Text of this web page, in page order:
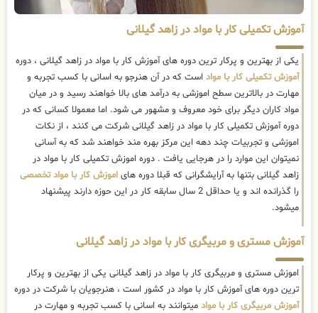
آموزش تکمیلی کار با مواد در زاهد گیلانی
یکی از بهترین و پرکار ترین دوره های آموزش کار با مواد در زاهد گیلانی ، دوره
آموزش تکمیلی کار با مواد است که در آن هنرجو به اسانی با کسب تجربه و
مهارت در بالاترین سطح اموزشی به درآمد های بالا خواهند رسید و در میان
مواد کاران دیگر برای خود معروف و مشهور می شود. اما معمولا کسانی که در
دوره آموزش تکمیلی کار با مواد در زاهد گیلانی شرکت می کنند ، از نکات
اموزشی و تجربیات چند دهه این مرکز بهره مند خواهند شد که به آسانی
نمیتوان این موارد را در هرجایی یافت . دوره اموزش تکمیلی کار با مواد در
زاهد گیلانی بتنها به آرایشگرانی که قبلا دوره های اموزش کار با مواد تخصصی
را گذرانده اند و یا حداقل 2 سال سابقه کار در این حوزه دارند پیشنهاد
میشود.
آموزش مستری و مربیگری کار با مواد در زاهد گیلانی
اموزش مستری و مربیگری کار با مواد در زاهد گیلانی یکی از بهترین و پرکار
ترین دوره های آموزش کار با مواد در کشور است ، هنرجویان با شرکت در دوره
آموزش مربیگری کار با مواد میتوانند به اسانی با کسب تجربه و مهارت در